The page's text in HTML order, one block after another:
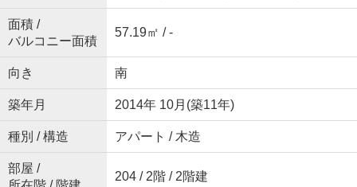
面積 /
バルコニー面積
57.19㎡ / -
向き 南
築年月 2014年 10月(築11年)
種別 / 構造 アパート / 木造
部屋 /
204 / 2階 / 2階建